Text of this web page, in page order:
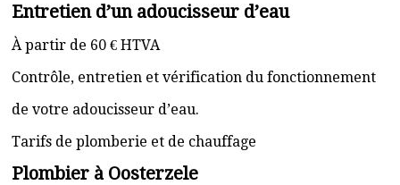
Entretien d’un adoucisseur d’eau
À partir de 60 € HTVA
Contrôle, entretien et vérification du fonctionnement
de votre adoucisseur d’eau.
Tarifs de plomberie et de chauffage
Plombier à Oosterzele